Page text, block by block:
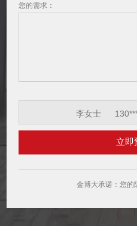
您的需求：
王先生
王先生
金博大承诺：您的